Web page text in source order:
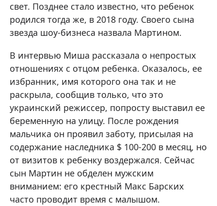
свет. Позднее стало известно, что ребенок
родился тогда же, в 2018 году. Своего сына
звезда шоу-бизнеса назвала Мартином.
В интервью Миша рассказала о непростых
отношениях с отцом ребенка. Оказалось, ее
избранник, имя которого она так и не
раскрыла, сообщив только, что это
украинский режиссер, попросту выставил ее
беременную на улицу. После рождения
мальчика он проявил заботу, присылая на
содержание наследника $ 100-200 в месяц, но
от визитов к ребенку воздержался. Сейчас
сын Мартин не обделен мужским
вниманием: его крестный Макс Барских
часто проводит время с малышом.